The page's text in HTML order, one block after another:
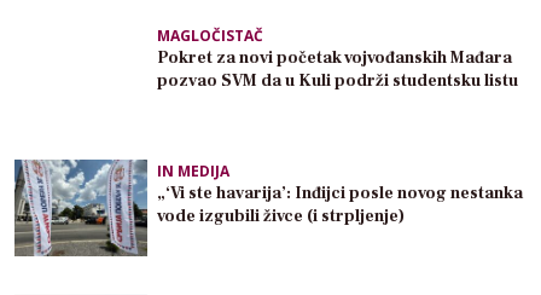
MAGLOČISTAČ
Pokret za novi početak vojvođanskih Mađara
pozvao SVM da u Kuli podrži studentsku listu
IN MEDIJA
„‘Vi ste havarija’: Inđijci posle novog nestanka
vode izgubili živce (i strpljenje)